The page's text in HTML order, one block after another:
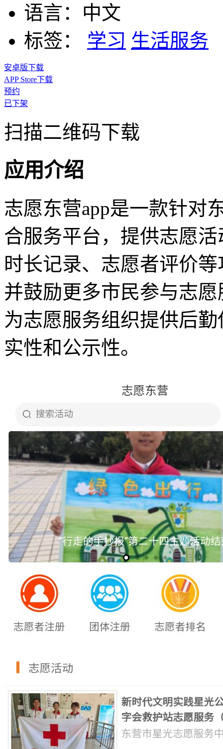
语言： 中文
标签：
学习 生活服务
安卓版下载
APP Store下载
预约
已下架
扫描二维码下载
应用介绍
志愿东营app是一款针对
合服务平台，提供志愿
时长记录、志愿者评价
并鼓励更多市民参与志
为志愿服务组织提供后
实性和公示性。